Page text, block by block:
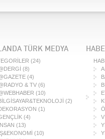
TÜRK MEDYA
(24)
(8)
(4)
& TV (6)
(10)
(2)
(1)
(4)
İNSAN (13)
İŞ&EKONOMİ (10)